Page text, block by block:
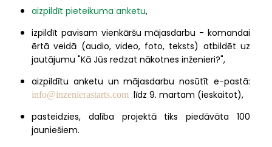
aizpildīt pieteikuma anketu,
izpildīt pavisam vienkāršu mājasdarbu - komandai
ērtā veidā (audio, video, foto, teksts) atbildēt uz
jautājumu "Kā Jūs redzat nākotnes inženieri?",
aizpildītu anketu un mājasdarbu nosūtīt e-pastā:
info@inzenierastarts.com līdz 9. martam (ieskaitot),
pasteidzies, dalība projektā tiks piedāvāta 100
jauniešiem.